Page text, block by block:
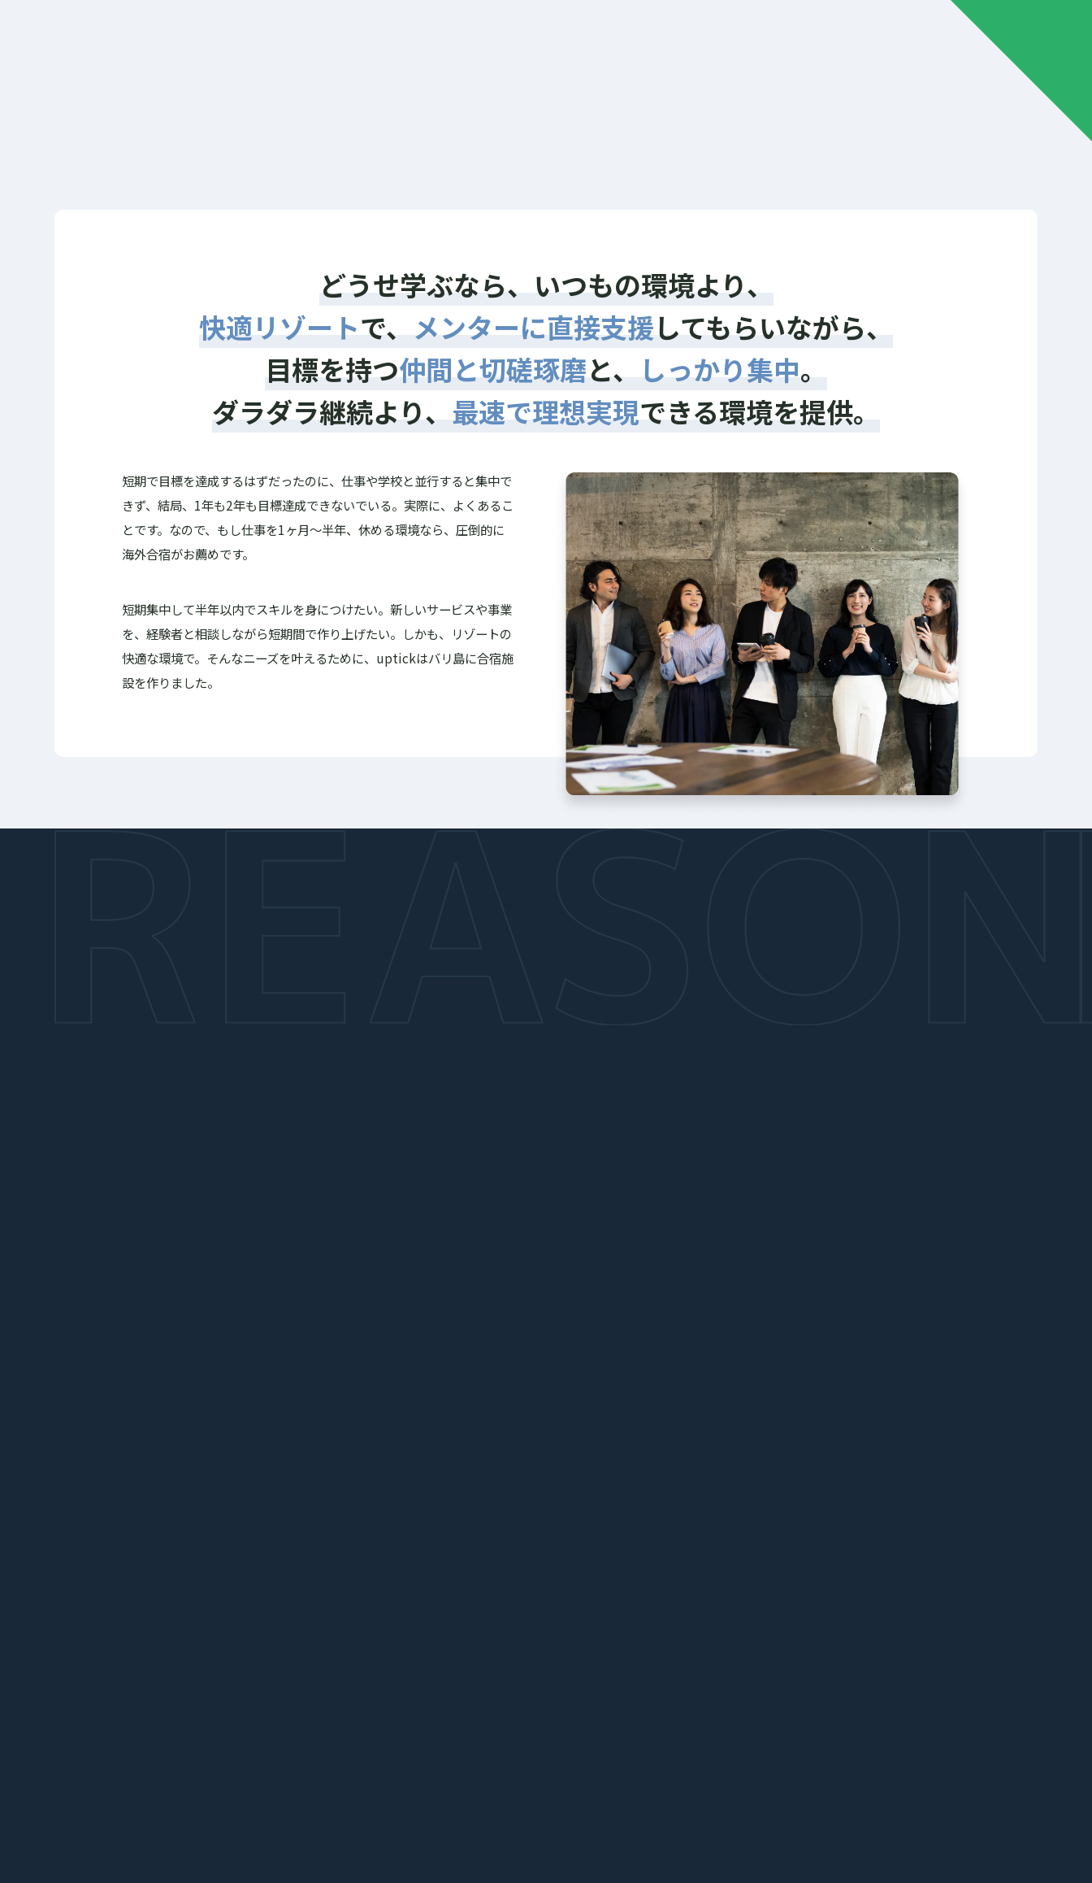
空いた時間や休憩時間で、新しい刺激や体験も
どうせ学ぶなら、いつもの環境より、
快適リゾートで、 メンターに直接支援してもらいながら、
目標を持つ仲間と切磋琢磨と、 しっかり集中。
ダラダラ継続より、 最速で理想実現できる環境を提供。
短期で目標を達成するはずだったのに、仕事や学校と並行すると集中で
きず、結局、1年も2年も目標達成できないでいる。実際に、よくあるこ
とです。なので、もし仕事を1ヶ月〜半年、休める環境なら、圧倒的に
海外合宿がお薦めです。
短期集中して半年以内でスキルを身につけたい。新しいサービスや事業
を、経験者と相談しながら短期間で作り上げたい。しかも、リゾートの
快適な環境で。そんなニーズを叶えるために、uptickはバリ島に合宿施
設を作りました。